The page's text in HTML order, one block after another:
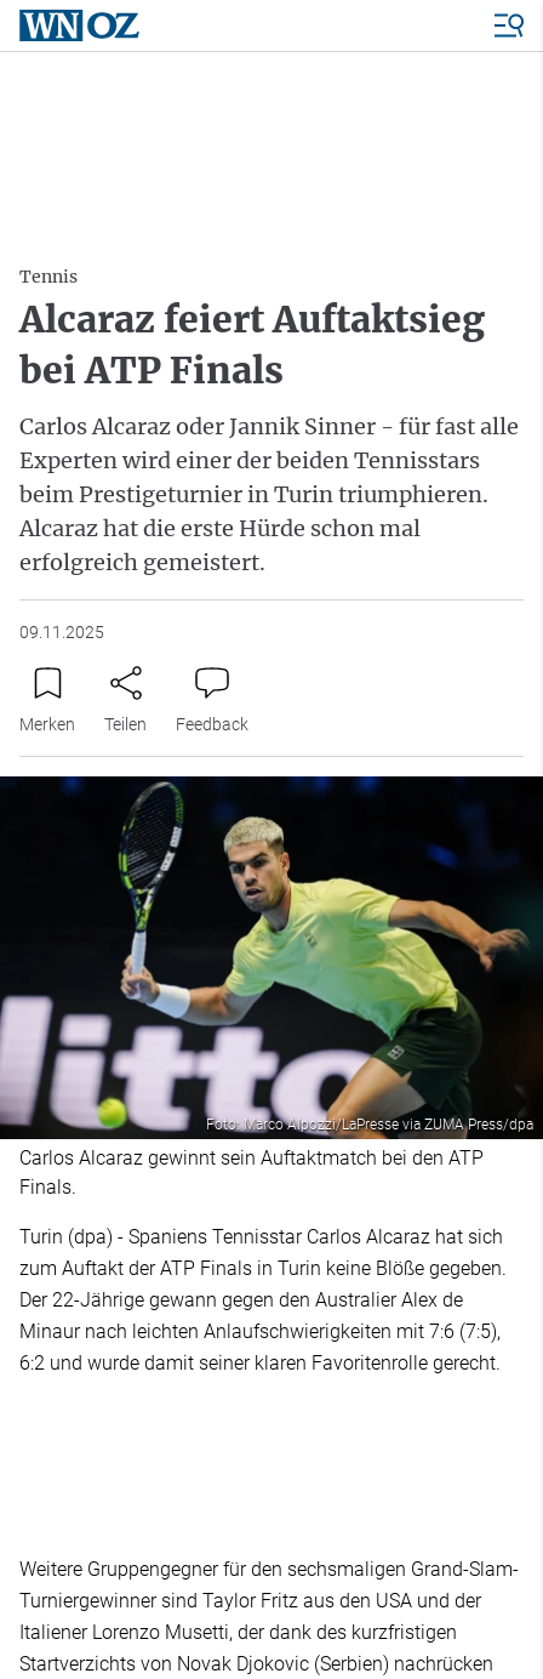
Tennis
Alcaraz feiert Auftaktsieg
bei ATP Finals
Carlos Alcaraz oder Jannik Sinner - für fast alle
Experten wird einer der beiden Tennisstars
beim Prestigeturnier in Turin triumphieren.
Alcaraz hat die erste Hürde schon mal
erfolgreich gemeistert.
09.11.2025
Merken Teilen Feedback
Foto: Marco Alpozzi/LaPresse via ZUMA Press/dpa
Carlos Alcaraz gewinnt sein Auftaktmatch bei den ATP
Finals.
Turin (dpa) - Spaniens Tennisstar Carlos Alcaraz hat sich
zum Auftakt der ATP Finals in Turin keine Blöße gegeben.
Der 22-Jährige gewann gegen den Australier Alex de
Minaur nach leichten Anlaufschwierigkeiten mit 7:6 (7:5),
6:2 und wurde damit seiner klaren Favoritenrolle gerecht.
Weitere Gruppengegner für den sechsmaligen Grand-Slam-
Turniergewinner sind Taylor Fritz aus den USA und der
Italiener Lorenzo Musetti, der dank des kurzfristigen
Startverzichts von Novak Djokovic (Serbien) nachrücken